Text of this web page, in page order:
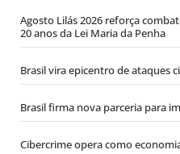
Agosto Lilás 2026 reforça
20 anos da Lei Maria da Penha
Brasil vira epicentro de ataques
Brasil firma nova parceria para
Cibercrime opera como